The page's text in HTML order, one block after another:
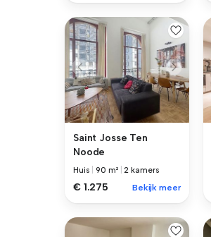
Saint Josse Ten
Noode
Huis |90 m² |2 kamers
€ 1.275 Bekijk meer